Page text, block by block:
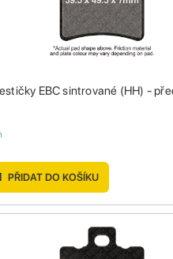
EBC sintrované (HH) -
PŘIDAT DO KOŠÍKU